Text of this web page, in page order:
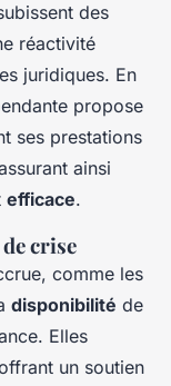
des
réactivité
juridiques. En
propose
ses prestations
ainsi
efficace.
crise
comme les
disponibilité de
Elles
un soutien